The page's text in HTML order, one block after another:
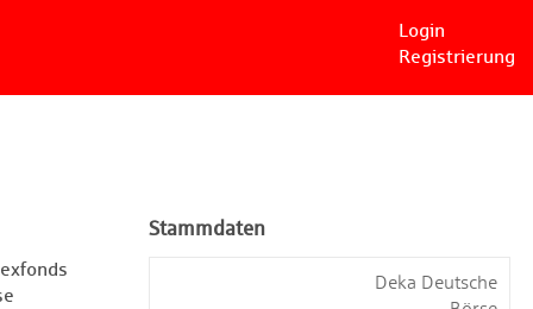
Login
Registrierung
Stammdaten
Deka Deutsche